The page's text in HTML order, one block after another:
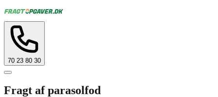
70 23 80 30
Fragt af parasolfod